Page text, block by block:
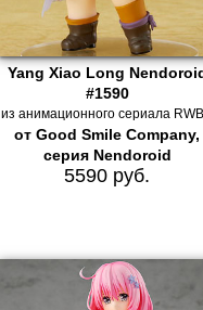
Yang Xiao Long
#1590
из анимационного сериала
от Good Smile Company,
серия Nendoroid
5590 руб.